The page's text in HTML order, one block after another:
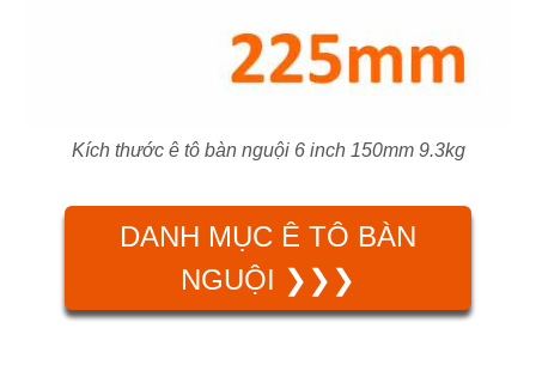
Kích thước ê tô bàn nguội 6 inch 150mm 9.3kg
DANH MỤC Ê TÔ BÀN
NGUỘI ❯❯❯